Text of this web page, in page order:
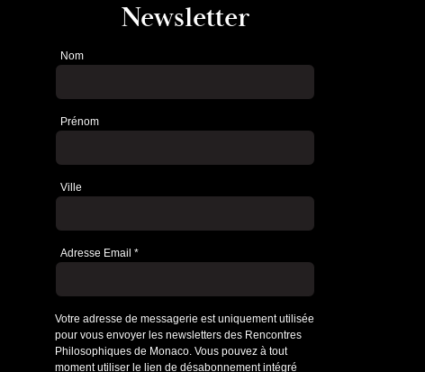
Newsletter
Newsletter
Nom
Prénom
Ville
Adresse Email *
Votre adresse de messagerie est uniquement utilisée
pour vous envoyer les newsletters des Rencontres
Philosophiques de Monaco. Vous pouvez à tout
moment utiliser le lien de désabonnement intégré